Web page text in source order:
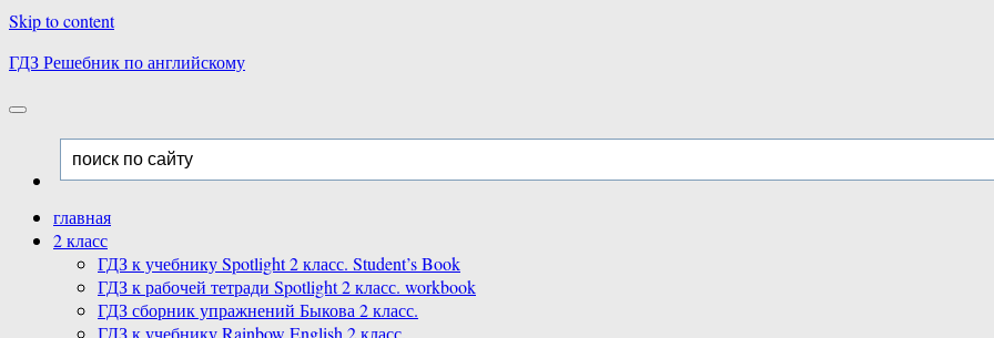
Skip to content
ГДЗ Решебник по английскому
главная
2 класс
ГДЗ к учебнику Spotlight 2 класс. Student’s Book
ГДЗ к рабочей тетради Spotlight 2 класс. workbook
ГДЗ сборник упражнений Быкова 2 класс.
ГДЗ к учебнику Rainbow English 2 класс.